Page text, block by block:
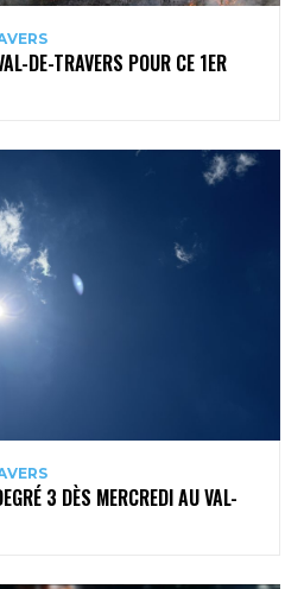
DE-TRAVERS POUR CE 1ER
3 DÈS MERCREDI AU VAL-